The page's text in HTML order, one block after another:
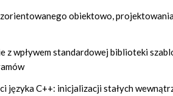
obiektowo,
z wpływem standardowej biblioteki
języka C++: inicjalizacji stałych